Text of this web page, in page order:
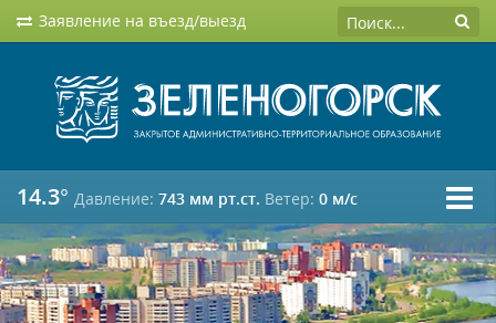
Заявление на въезд/выезд
14.3° Давление: 743 мм рт.ст. Ветер: 0 м/c